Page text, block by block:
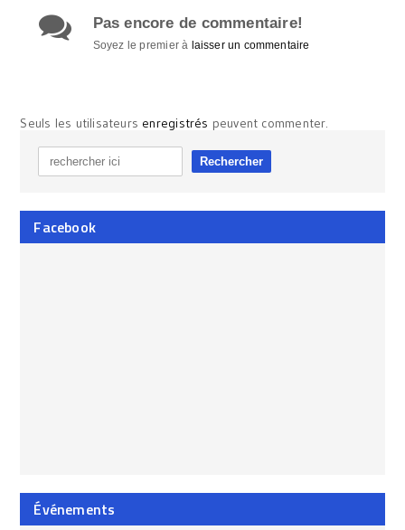
Pas encore de commentaire!
Soyez le premier à laisser un commentaire
Seuls les utilisateurs enregistrés peuvent commenter.
Facebook
Événements